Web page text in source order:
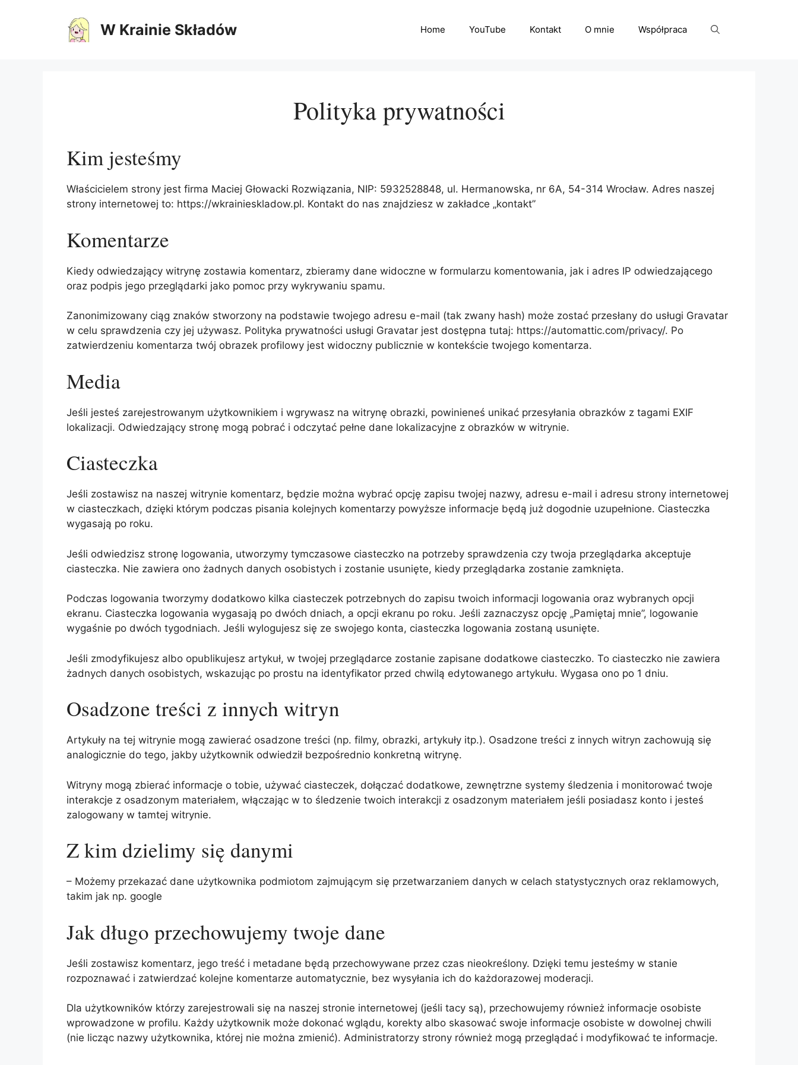
W Krainie Składów Home YouTube Kontakt O mnie Współpraca
Polityka prywatności
Kim jesteśmy
Właścicielem strony jest firma Maciej Głowacki Rozwiązania, NIP: 5932528848, ul. Hermanowska, nr 6A, 54-314 Wrocław. Adres naszej
strony internetowej to: https://wkrainieskladow.pl. Kontakt do nas znajdziesz w zakładce „kontakt”
Komentarze
Kiedy odwiedzający witrynę zostawia komentarz, zbieramy dane widoczne w formularzu komentowania, jak i adres IP odwiedzającego
oraz podpis jego przeglądarki jako pomoc przy wykrywaniu spamu.
Zanonimizowany ciąg znaków stworzony na podstawie twojego adresu e-mail (tak zwany hash) może zostać przesłany do usługi Gravatar
w celu sprawdzenia czy jej używasz. Polityka prywatności usługi Gravatar jest dostępna tutaj: https://automattic.com/privacy/. Po
zatwierdzeniu komentarza twój obrazek profilowy jest widoczny publicznie w kontekście twojego komentarza.
Media
Jeśli jesteś zarejestrowanym użytkownikiem i wgrywasz na witrynę obrazki, powinieneś unikać przesyłania obrazków z tagami EXIF
lokalizacji. Odwiedzający stronę mogą pobrać i odczytać pełne dane lokalizacyjne z obrazków w witrynie.
Ciasteczka
Jeśli zostawisz na naszej witrynie komentarz, będzie można wybrać opcję zapisu twojej nazwy, adresu e-mail i adresu strony internetowej
w ciasteczkach, dzięki którym podczas pisania kolejnych komentarzy powyższe informacje będą już dogodnie uzupełnione. Ciasteczka
wygasają po roku.
Jeśli odwiedzisz stronę logowania, utworzymy tymczasowe ciasteczko na potrzeby sprawdzenia czy twoja przeglądarka akceptuje
ciasteczka. Nie zawiera ono żadnych danych osobistych i zostanie usunięte, kiedy przeglądarka zostanie zamknięta.
Podczas logowania tworzymy dodatkowo kilka ciasteczek potrzebnych do zapisu twoich informacji logowania oraz wybranych opcji
ekranu. Ciasteczka logowania wygasają po dwóch dniach, a opcji ekranu po roku. Jeśli zaznaczysz opcję „Pamiętaj mnie”, logowanie
wygaśnie po dwóch tygodniach. Jeśli wylogujesz się ze swojego konta, ciasteczka logowania zostaną usunięte.
Jeśli zmodyfikujesz albo opublikujesz artykuł, w twojej przeglądarce zostanie zapisane dodatkowe ciasteczko. To ciasteczko nie zawiera
żadnych danych osobistych, wskazując po prostu na identyfikator przed chwilą edytowanego artykułu. Wygasa ono po 1 dniu.
Osadzone treści z innych witryn
Artykuły na tej witrynie mogą zawierać osadzone treści (np. filmy, obrazki, artykuły itp.). Osadzone treści z innych witryn zachowują się
analogicznie do tego, jakby użytkownik odwiedził bezpośrednio konkretną witrynę.
Witryny mogą zbierać informacje o tobie, używać ciasteczek, dołączać dodatkowe, zewnętrzne systemy śledzenia i monitorować twoje
interakcje z osadzonym materiałem, włączając w to śledzenie twoich interakcji z osadzonym materiałem jeśli posiadasz konto i jesteś
zalogowany w tamtej witrynie.
Z kim dzielimy się danymi
– Możemy przekazać dane użytkownika podmiotom zajmującym się przetwarzaniem danych w celach statystycznych oraz reklamowych,
takim jak np. google
Jak długo przechowujemy twoje dane
Jeśli zostawisz komentarz, jego treść i metadane będą przechowywane przez czas nieokreślony. Dzięki temu jesteśmy w stanie
rozpoznawać i zatwierdzać kolejne komentarze automatycznie, bez wysyłania ich do każdorazowej moderacji.
Dla użytkowników którzy zarejestrowali się na naszej stronie internetowej (jeśli tacy są), przechowujemy również informacje osobiste
wprowadzone w profilu. Każdy użytkownik może dokonać wglądu, korekty albo skasować swoje informacje osobiste w dowolnej chwili
(nie licząc nazwy użytkownika, której nie można zmienić). Administratorzy strony również mogą przeglądać i modyfikować te informacje.